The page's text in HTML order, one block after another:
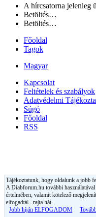
A hírcsatorna jelenleg
Betöltés…
Betöltés…
Főoldal
Tagok
Magyar
Kapcsolat
Feltételek és szabályok
Adatvédelmi
Súgó
Főoldal
RSS
Tájékoztatunk, hogy oldalunk a jobb
A Diabforum.hu további
értelmében, valamit kötelező
elfogadtál...rajta hát.
Jobb híján ELFOGADOM